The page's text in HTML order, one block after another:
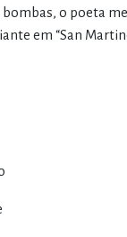
bombas, o poeta
em “San